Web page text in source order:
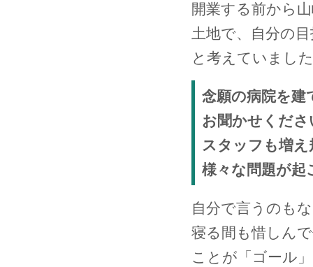
開業する前から
土地で、自分の
と考えていまし
念願の病院を
お聞かせくださ
スタッフも増
様々な問題が
自分で言うのも
寝る間も惜しん
ことが「ゴール